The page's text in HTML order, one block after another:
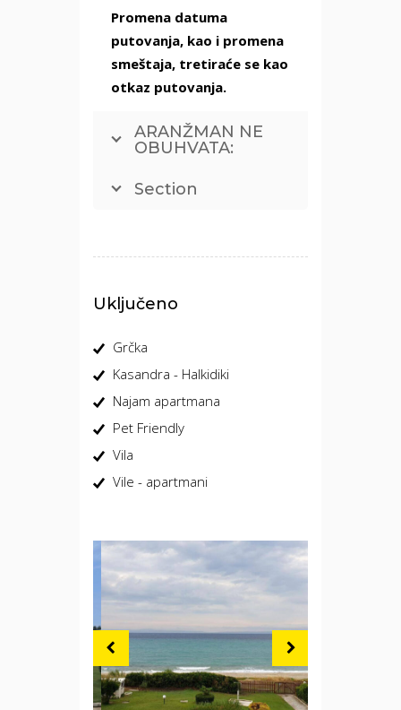
Promena datuma
putovanja, kao i promena
smeštaja, tretiraće se kao
otkaz putovanja.
ARANŽMAN NE
OBUHVATA:
Section
Uključeno
Grčka
Kasandra - Halkidiki
Najam apartmana
Pet Friendly
Vila
Vile - apartmani